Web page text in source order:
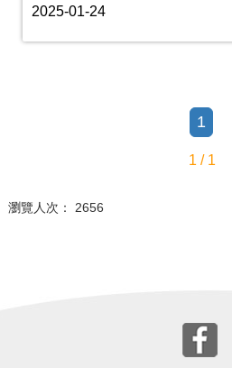
2025-01-24
1
1 / 1
瀏覽人次： 2656